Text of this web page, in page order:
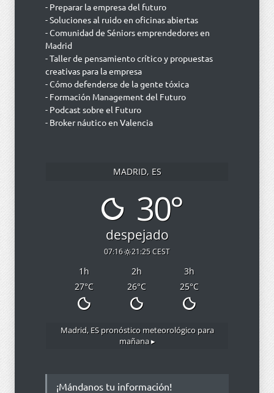
- Preparar la empresa del futuro
- Soluciones al ruido en oficinas abiertas
- Comunidad de Séniors emprendedores en
Madrid
- Taller de pensamiento crítico y propuestas
creativas para la empresa
- Cómo defenderse de la gente tóxica
- Formación Management del Futuro
- Podcast sobre el Futuro
- Broker náutico en Valencia
MADRID, ES
30°
despejado
07:16 21:25 CEST
1h 2h 3h
27°C 26°C 25°C
Madrid, ESpronóstico meteorológico para
mañana ▸
¡Mándanos tu información!